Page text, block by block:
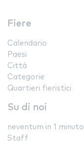
Fiere
Calendario
Paesi
Città
Categorie
Quartieri fieristici
Su di noi
neventum in 1 minuto
Staff